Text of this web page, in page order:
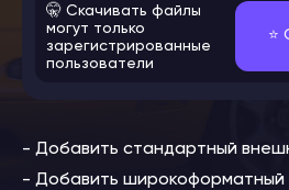
🤫 Скачивать файлы
могут только
зарегистрированные
пользователи
⭐️
- Добавить стандартный
- Добавить широкоформатный